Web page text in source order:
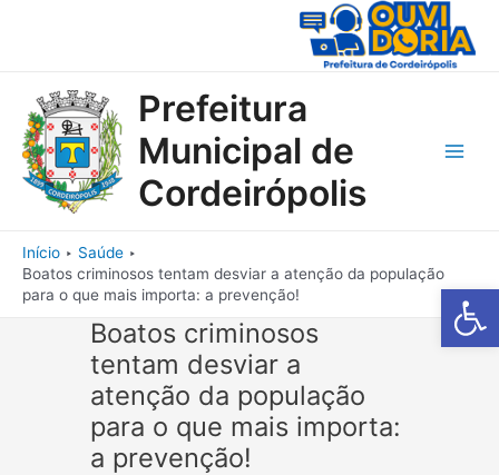
Barra de
Prefeitura
Municipal de
Cordeirópolis
Início
Saúde
Boatos criminosos tentam desviar a atenção da população
para o que mais importa: a prevenção!
Boatos criminosos
tentam desviar a
atenção da população
para o que mais importa:
a prevenção!